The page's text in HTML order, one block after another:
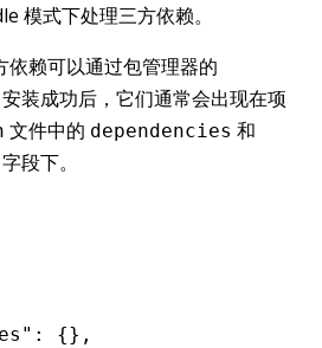
模式下处理三方依赖。
依赖可以通过包管理器的
装成功后，它们通常会出现在项
文件中的 dependencies 和
字段下。
: {} ,